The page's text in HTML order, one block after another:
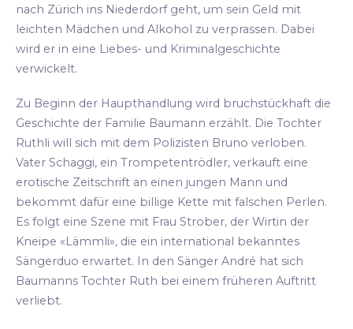
nach Zürich ins Niederdorf geht, um sein Geld mit
leichten Mädchen und Alkohol zu verprassen. Dabei
wird er in eine Liebes- und Kriminalgeschichte
verwickelt.
Zu Beginn der Haupthandlung wird bruchstückhaft die
Geschichte der Familie Baumann erzählt. Die Tochter
Ruthli will sich mit dem Polizisten Bruno verloben.
Vater Schaggi, ein Trompetentrödler, verkauft eine
erotische Zeitschrift an einen jungen Mann und
bekommt dafür eine billige Kette mit falschen Perlen.
Es folgt eine Szene mit Frau Strober, der Wirtin der
Kneipe «Lämmli», die ein international bekanntes
Sängerduo erwartet. In den Sänger André hat sich
Baumanns Tochter Ruth bei einem früheren Auftritt
verliebt.